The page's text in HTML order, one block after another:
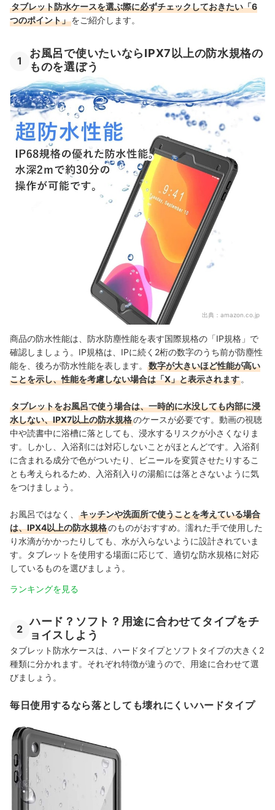
タブレット防水ケースを選ぶ際に必ずチェックしておきたい「6
つのポイント」をご紹介します。
1
お風呂で使いたいならIPX7以上の防水規格の
ものを選ぼう
出典： amazon.co.jp
商品の防水性能は、防水防塵性能を表す国際規格の「IP規格」で
確認しましょう。IP規格は、IPに続く2桁の数字のうち前が防塵性
能を、後ろが防水性能を表します。
数字が大きいほど性能が高い
ことを示し、性能を考慮しない場合は「X」と表示されます 。
タブレットをお風呂で使う場合は、一時的に水没しても内部に浸
水しない、IPX7以上の防水規格のケースが必要です。動画の視聴
中や読書中に浴槽に落としても、浸水するリスクが小さくなりま
す。しかし、入浴剤には対応しないことがほとんどです。入浴剤
に含まれる成分で色がついたり、ビニールを変質させたりするこ
とも考えられるため、入浴剤入りの湯船には落とさないように気
をつけましょう。
お風呂ではなく、
キッチンや洗面所で使うことを考えている場合
は、IPX4以上の防水規格のものがおすすめ。濡れた手で使用した
り水滴がかかったりしても、水が入らないように設計されていま
す。タブレットを使用する場面に応じて、適切な防水規格に対応
しているものを選びましょう。
ランキングを見る
2
ハード？ソフト？用途に合わせてタイプをチ
ョイスしよう
タブレット防水ケースは、ハードタイプとソフトタイプの大きく2
種類に分かれます。それぞれ特徴が違うので、用途に合わせて選
びましょう。
毎日使用するなら落としても壊れにくいハードタイプ